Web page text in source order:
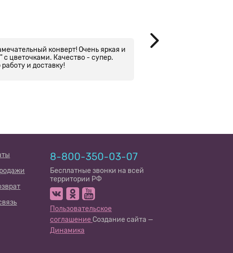
конверт! Очень яркая и
с цветочками. Качество - супер.
и доставку!
8-800-350-03-07
Бесплатные звонки на всей
территории РФ
Пользовательское
соглашение Создание сайта —
Динамика